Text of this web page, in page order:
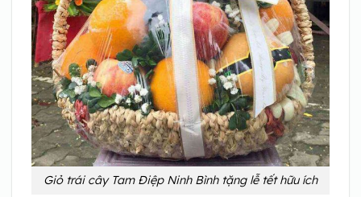
Giỏ trái cây Tam Điệp Ninh Bình tặng lễ tết hữu ích